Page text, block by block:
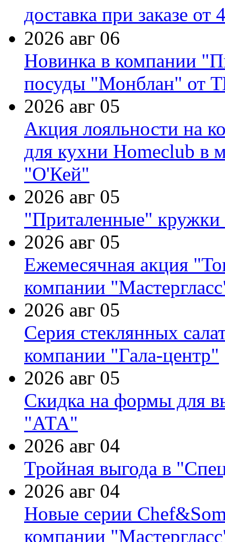
доставка при заказе от
2026 авг 06
Новинка в компании
посуды "Монблан" от
2026 авг 05
Акция лояльности на
для кухни Homeclub в
"О'Кей"
2026 авг 05
"Приталенные" кружки
2026 авг 05
Ежемесячная акция
компании
2026 авг 05
Серия стеклянных
компании "Гала-центр"
2026 авг 05
Скидка на формы для
"АТА"
2026 авг 04
Тройная выгода в
2026 авг 04
Новые серии
компании